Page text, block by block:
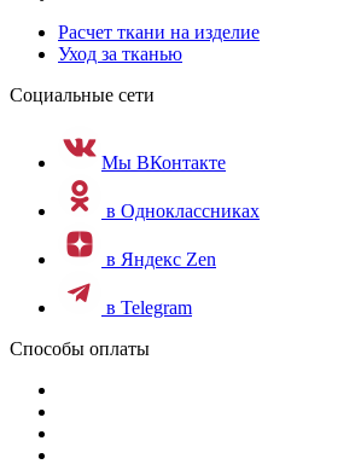
Расчет ткани на изделие
Уход за тканью
Социальные сети
Мы ВКонтакте
в Одноклассниках
в Яндекс Zen
в Telegram
Способы оплаты